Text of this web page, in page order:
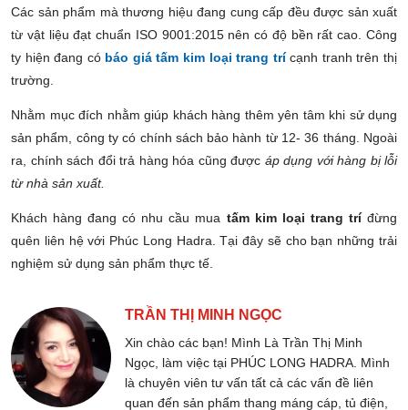
Các sản phẩm mà thương hiệu đang cung cấp đều được sản xuất
từ vật liệu đạt chuẩn ISO 9001:2015 nên có độ bền rất cao. Công
ty hiện đang có báo giá tấm kim loại trang trícạnh tranh trên thị
trường.
Nhằm mục đích nhằm giúp khách hàng thêm yên tâm khi sử dụng
sản phẩm, công ty có chính sách bảo hành từ 12- 36 tháng. Ngoài
ra, chính sách đổi trả hàng hóa cũng được áp dụng với hàng bị lỗi
từ nhà sản xuất.
Khách hàng đang có nhu cầu mua tấm kim loại trang tríđừng
quên liên hệ với Phúc Long Hadra. Tại đây sẽ cho bạn những trải
nghiệm sử dụng sản phẩm thực tế.
TRẦN THỊ MINH NGỌC
Xin chào các bạn! Mình Là Trần Thị Minh
Ngọc, làm việc tại PHÚC LONG HADRA. Mình
là chuyên viên tư vấn tất cả các vấn đề liên
quan đến sản phẩm thang máng cáp, tủ điện,